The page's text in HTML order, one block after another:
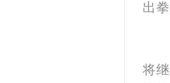
出
将